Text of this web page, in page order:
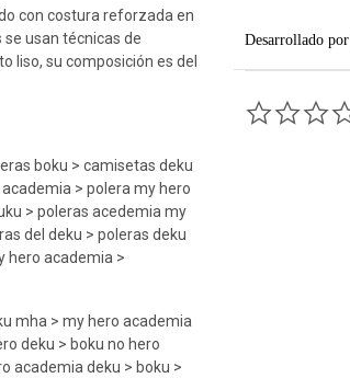
con costura reforzada en
usan técnicas de
liso, su composición es del
boku > camisetas deku
> polera my hero
> poleras acedemia my
del deku > poleras deku
hero academia >
mha > my hero academia
deku > boku no hero
academia deku > boku >
Desarrollado por